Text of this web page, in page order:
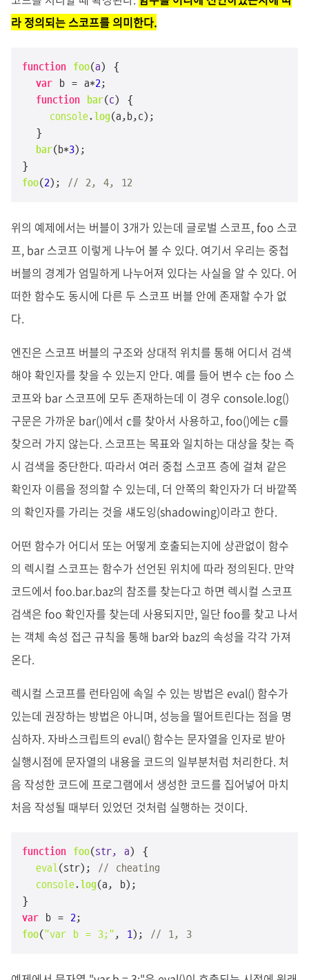
라 정의되는 스코프를 의미한다.
function foo(a) {
var b = a*2;
function
bar(c) {
console. log(a,b,c);
  }
bar(b*3);
foo(2); // 2, 4, 12
위의 예제에서는 버블이 3개가 있는데 글로벌 스코프, foo 스코
프, bar 스코프 이렇게 나누어 볼 수 있다. 여기서 우리는 중첩
버블의 경계가 엄밀하게 나누어져 있다는 사실을 알 수 있다. 어
떠한 함수도 동시에 다른 두 스코프 버블 안에 존재할 수가 없
다.
엔진은 스코프 버블의 구조와 상대적 위치를 통해 어디서 검색
해야 확인자를 찾을 수 있는지 안다. 예를 들어 변수 c는 foo 스
코프와 bar 스코프에 모두 존재하는데 이 경우 console.log()
구문은 가까운 bar()에서 c를 찾아서 사용하고, foo()에는 c를
찾으러 가지 않는다. 스코프는 목표와 일치하는 대상을 찾는 즉
시 검색을 중단한다. 따라서 여러 중첩 스코프 층에 걸쳐 같은
확인자 이름을 정의할 수 있는데, 더 안쪽의 확인자가 더 바깥쪽
의 확인자를 가리는 것을 섀도잉(shadowing)이라고 한다.
어떤 함수가 어디서 또는 어떻게 호출되는지에 상관없이 함수
의 렉시컬 스코프는 함수가 선언된 위치에 따라 정의된다. 만약
코드에서 foo.bar.baz의 참조를 찾는다고 하면 렉시컬 스코프
검색은 foo 확인자를 찾는데 사용되지만, 일단 foo를 찾고 나서
는 객체 속성 접근 규칙을 통해 bar와 baz의 속성을 각각 가져
온다.
렉시컬 스코프를 런타임에 속일 수 있는 방법은 eval() 함수가
있는데 권장하는 방법은 아니며, 성능을 떨어트린다는 점을 명
심하자. 자바스크립트의 eval() 함수는 문자열을 인자로 받아
실행시점에 문자열의 내용을 코드의 일부분처럼 처리한다. 처
음 작성한 코드에 프로그램에서 생성한 코드를 집어넣어 마치
처음 작성될 때부터 있었던 것처럼 실행하는 것이다.
function foo(str, a) {
eval(str); // cheating
console. log(a, b);
var b = 2
foo("var b = 3;" , 1); // 1, 3